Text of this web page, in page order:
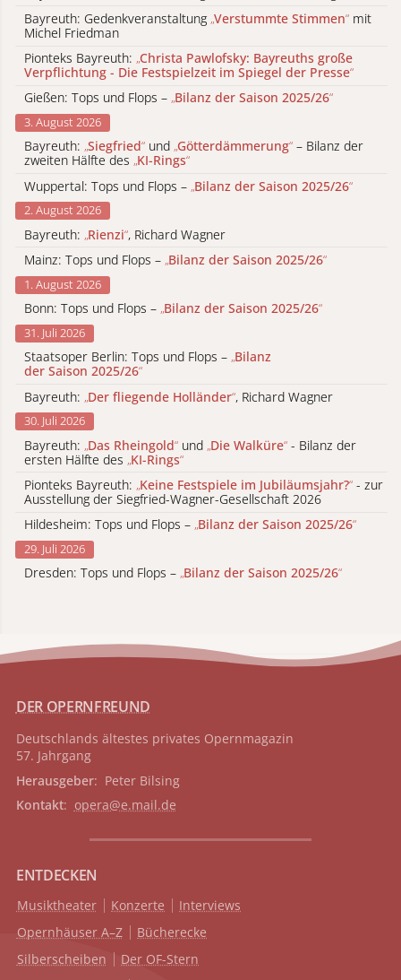
Bayreuth: Gedenkveranstaltung „Verstummte Stimmen“ mit
Michel Friedman
Pionteks Bayreuth: „Christa Pawlofsky: Bayreuths große
Verpflichtung - Die Festspielzeit im Spiegel der Presse“
Gießen: Tops und Flops – „Bilanz der Saison 2025/26“
3. August 2026
Bayreuth: „Siegfried“ und „Götterdämmerung“ – Bilanz der
zweiten Hälfte des „KI-Rings“
Wuppertal: Tops und Flops – „Bilanz der Saison 2025/26“
2. August 2026
Bayreuth: „Rienzi“, Richard Wagner
Mainz: Tops und Flops – „Bilanz der Saison 2025/26“
1. August 2026
Bonn: Tops und Flops – „Bilanz der Saison 2025/26“
31. Juli 2026
Staatsoper Berlin: Tops und Flops – „Bilanz
der Saison 2025/26“
Bayreuth: „Der fliegende Holländer“, Richard Wagner
30. Juli 2026
Bayreuth: „Das Rheingold“ und „Die Walküre“ - Bilanz der
ersten Hälfte des „KI-Rings“
Pionteks Bayreuth: „Keine Festspiele im Jubiläumsjahr?“ - zur
Ausstellung der Siegfried-Wagner-Gesellschaft 2026
Hildesheim: Tops und Flops – „Bilanz der Saison 2025/26“
29. Juli 2026
Dresden: Tops und Flops – „Bilanz der Saison 2025/26“
DER OPERNFREUND
Deutschlands ältestes privates Opernmagazin
57. Jahrgang
Herausgeber: Peter Bilsing
Kontakt: opera@e.mail.de
ENTDECKEN
Musiktheater Konzerte
Interviews
Opernhäuser A–Z
Bücherecke
Silberscheiben
Der OF-Stern